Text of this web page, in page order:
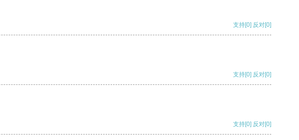
支持[0] 反对[0]
支持[0] 反对[0]
支持[0] 反对[0]